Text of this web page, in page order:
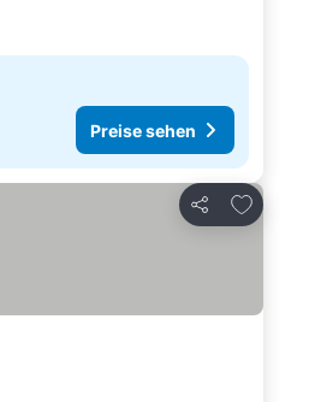
Preise sehen
Teilen
Zu